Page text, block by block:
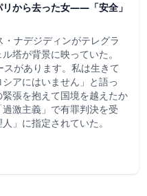
リから去った女——「安全」
ナデジディンがテレグラ
塔が背景に映っていた。
があります。私は生きて
アにはいません」と語っ
張を抱えて国境を越えたか
激主義」で有罪判決を受
」に指定されていた。